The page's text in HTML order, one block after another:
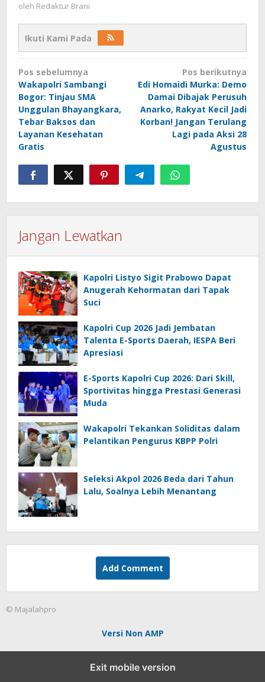
oleh Redaktur Brani
Ikuti Kami Pada
Navigasi
pos
Pos sebelumnya
Wakapolri Sambangi
Bogor: Tinjau SMA
Unggulan Bhayangkara,
Tebar Baksos dan
Layanan Kesehatan
Gratis
Pos berikutnya
Edi Homaidi Murka: Demo
Damai Dibajak Perusuh
Anarko, Rakyat Kecil Jadi
Korban! Jangan Terulang
Lagi pada Aksi 28
Agustus
Jangan Lewatkan
Kapolri Listyo Sigit Prabowo Dapat
Anugerah Kehormatan dari Tapak
Suci
Kapolri Cup 2026 Jadi Jembatan
Talenta E-Sports Daerah, IESPA Beri
Apresiasi
E-Sports Kapolri Cup 2026: Dari Skill,
Sportivitas hingga Prestasi Generasi
Muda
Wakapolri Tekankan Soliditas dalam
Pelantikan Pengurus KBPP Polri
Seleksi Akpol 2026 Beda dari Tahun
Lalu, Soalnya Lebih Menantang
Add Comment
© Majalahpro
Versi Non AMP
Exit mobile version